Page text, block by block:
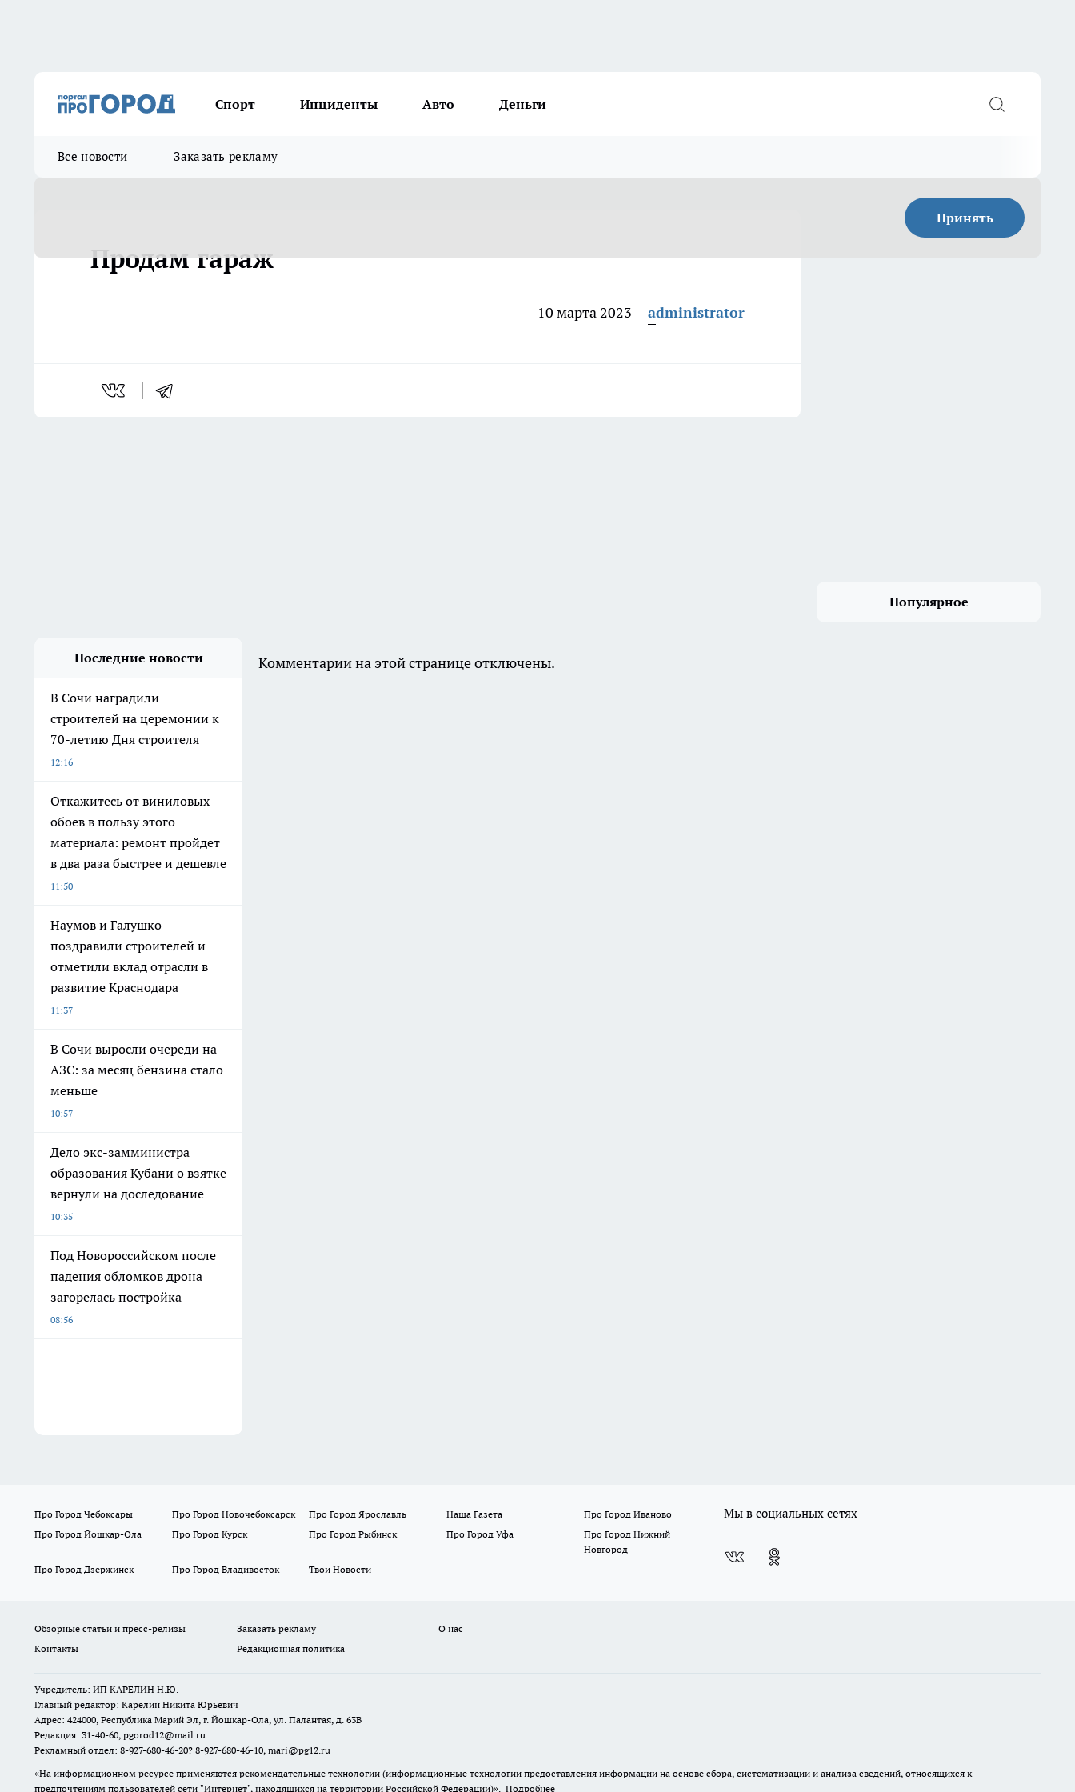
Спорт Инциденты Авто Деньги
Все новости Заказать рекламу
Принять
Продам гараж
10 марта 2023 administrator
Популярное
Последние новости
В Сочи наградили
строителей на церемонии к
70-летию Дня строителя
12:16
Откажитесь от виниловых
обоев в пользу этого
материала: ремонт пройдет
в два раза быстрее и дешевле
11:50
Наумов и Галушко
поздравили строителей и
отметили вклад отрасли в
развитие Краснодара
11:37
В Сочи выросли очереди на
АЗС: за месяц бензина стало
меньше
10:57
Дело экс-замминистра
образования Кубани о взятке
вернули на доследование
10:35
Под Новороссийском после
падения обломков дрона
загорелась постройка
08:56
Комментарии на этой странице отключены.
Про Город Чебоксары Про Город Новочебоксарск Про Город Ярославль Наша Газета
Про Город Иваново
Про Город Йошкар-Ола
Про Город Курск Про Город Рыбинск Про Город Уфа
Про Город Нижний
Новгород
Про Город Дзержинск
Про Город Владивосток Твои Новости
Мы в социальных сетях
Обзорные статьи и пресс-релизы Заказать рекламу
О нас
Контакты
Редакционная политика
Учредитель: ИП КАРЕЛИН Н.Ю.
Главный редактор: Карелин Никита Юрьевич
Адрес: 424000, Республика Марий Эл, г. Йошкар-Ола, ул. Палантая, д. 63В
Редакция: 31-40-60, pgorod12@mail.ru
Рекламный отдел: 8-927-680-46-20? 8-927-680-46-10, mari@pg12.ru
«На информационном ресурсе применяются рекомендательные технологии (информационные технологии предоставления информации на основе сбора, систематизации и анализа сведений, относящихся к
предпочтениям пользователей сети "Интернет", находящихся на территории Российской Федерации)». Подробнее